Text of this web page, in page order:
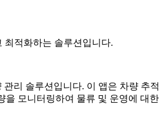
최적화하는 솔루션입니다.
리 솔루션입니다. 이 앱은 차량 추
모니터링하여 물류 및 운영에 대